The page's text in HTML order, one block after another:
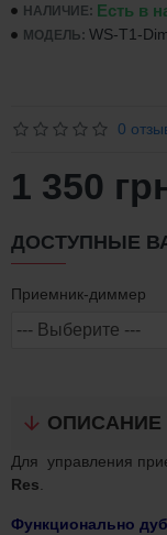
НАЛИЧИЕ: Есть в
МОДЕЛЬ: WS-T1-
0
1 350
ДОСТУПНЫЕ
Приемник-диммер
ОПИСАНИЕ
Для управления
Res.
Функционально